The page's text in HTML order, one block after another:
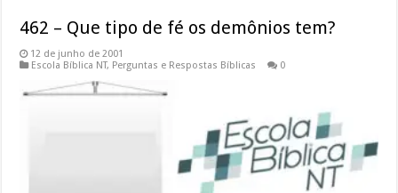
462 – Que tipo de fé os demônios tem?
12 de junho de 2001
Escola Bíblica NT, Perguntas e Respostas Bíblicas 0